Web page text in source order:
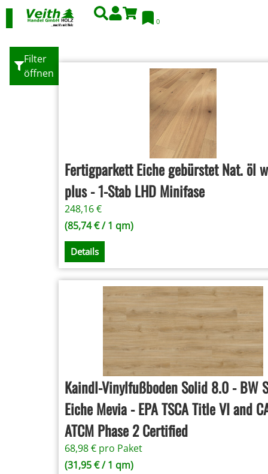
0
Filter
öffnen
Fertigparkett Eiche gebürstet Nat. öl
plus - 1-Stab LHD Minifase
248,16€
(85,74€/ 1 qm)
Details
Kaindl-Vinylfußboden Solid 8.0 - BW
Eiche Mevia - EPA TSCA Title VI and
ATCM Phase 2 Certified
68,98€ pro Paket
(31,95€/ 1 qm)